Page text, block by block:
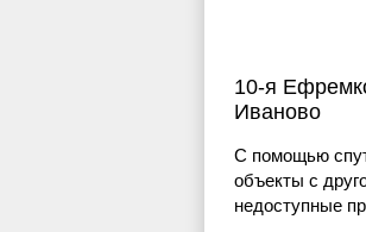
10-я
Иваново
С помощью
объекты с
недоступные